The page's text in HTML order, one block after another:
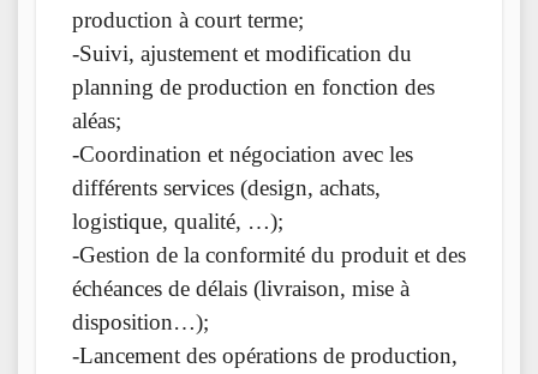
production à court terme;
-Suivi, ajustement et modification du
planning de production en fonction des
aléas;
-Coordination et négociation avec les
différents services (design, achats,
logistique, qualité, …);
-Gestion de la conformité du produit et des
échéances de délais (livraison, mise à
disposition…);
-Lancement des opérations de production,